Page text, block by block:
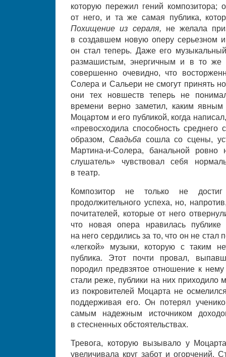
которую пережил гений композитора;
от него, и та же самая публика,
Похищение из сераля, не желала
в создавшем новую оперу серьезном
он стал теперь. Даже его
размашистым, энергичным и в то
совершенно очевидно, что
Солера и Сальери не смогут принять
они тех новшеств теперь не
времени верно заметил, каким
Моцартом и его публикой, когда
«превосходила способность
образом, Свадьба сошла со сцены,
Мартина-и-Солера, банальной ровно
слушатель» чувствовал себя
в театр.
Композитор не только не
продолжительного успеха, но,
почитателей, которые от него
что новая опера нравилась публике
на него сердились за то, что он не
«легкой» музыки, которую с таким
публика. Этот почти провал,
породил предвзятое отношение к
стали реже, публики на них приходило
из покровителей Моцарта не
поддерживая его. Он потерял
самым надежным источником
в стесненных обстоятельствах.
Тревога, которую вызывало у
увеличивала круг забот и огорчений.